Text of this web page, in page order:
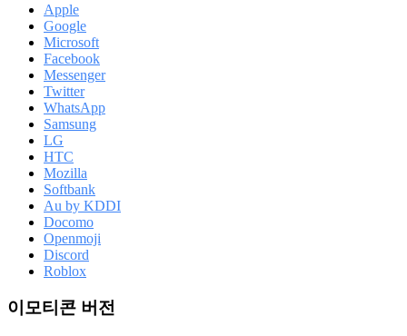
Apple
Google
Microsoft
Facebook
Messenger
Twitter
WhatsApp
Samsung
LG
HTC
Mozilla
Softbank
Au by KDDI
Docomo
Openmoji
Discord
Roblox
이모티콘 버전